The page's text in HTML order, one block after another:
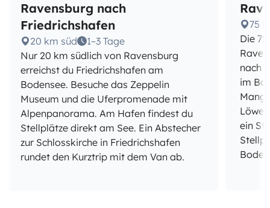
Ravensburg nach
Friedrichshafen
20 km süd
1–3 Tage
Nur 20 km südlich von Ravensburg
erreichst du Friedrichshafen am
Bodensee. Besuche das Zeppelin
Museum und die Uferpromenade mit
Alpenpanorama. Am Hafen findest du
Stellplätze direkt am See. Ein Abstecher
zur Schlosskirche in Friedrichshafen
rundet den Kurztrip mit dem Van ab.
75
Die
nach
im
Löwe
ein